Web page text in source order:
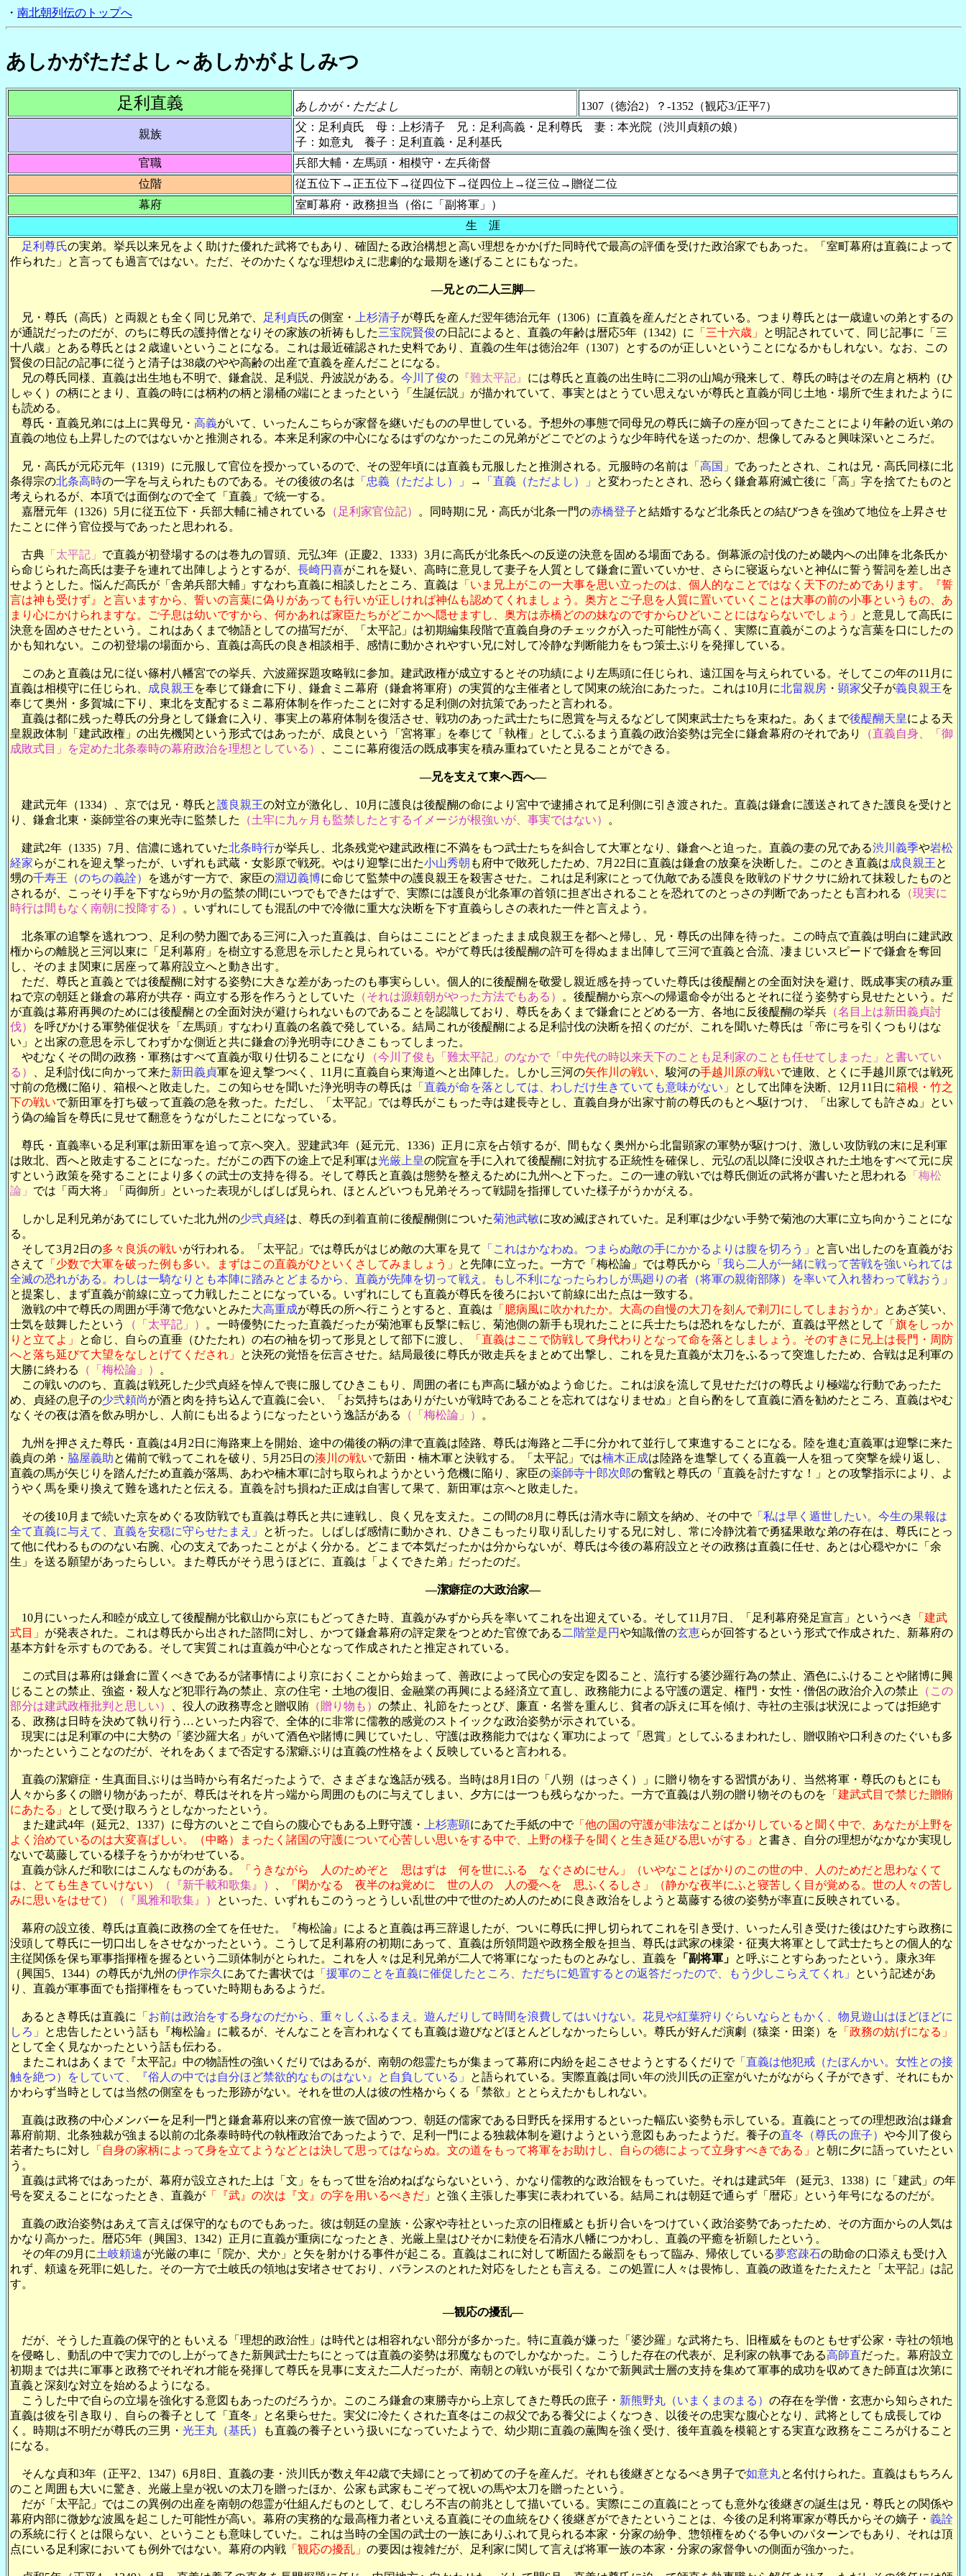
・ 南北朝列伝のトップへ
あしかがただよし～あしかがよしみつ
足利直義 あしかが・ただよし 1307（徳治2）？-1352（観応3/正平7）
親族
父：足利貞氏 母：上杉清子 兄：足利高義・足利尊氏 妻：本光院（渋川貞頼の娘）
子：如意丸 養子：足利直義・足利基氏
官職
兵部大輔・左馬頭・相模守・左兵衛督
位階
従五位下→正五位下→従四位下→従四位上→従三位→贈従二位
幕府
室町幕府・政務担当（俗に「副将軍」）
生 涯
足利尊氏の実弟。挙兵以来兄をよく助けた優れた武将でもあり、確固たる政治構想と高い理想をかかげた同時代で最高の評価を受けた政治家でもあった。「室町幕府は直義によって
作られた」と言っても過言ではない。ただ、そのかたくなな理想ゆえに悲劇的な最期を遂げることにもなった。
―兄との二人三脚―
兄・尊氏（高氏）と両親とも全く同じ兄弟で、 足利貞氏の側室・ 上杉清子が尊氏を産んだ翌年徳治元年（1306）に直義を産んだとされている。つまり尊氏とは一歳違いの弟とするの
が通説だったのだが、のちに尊氏の護持僧となりその家族の祈祷もした三宝院賢俊の日記によると、直義の年齢は暦応5年（1342）に 「三十六歳」
と明記されていて、同じ記事に「三
十八歳」とある尊氏とは２歳違いということになる。これは最近確認された史料であり、直義の生年は徳治2年（1307）とするのが正しいということになるかもしれない。なお、この
賢俊の日記の記事に従うと清子は38歳のやや高齢の出産で直義を産んだことになる。
兄の尊氏同様、直義は出生地も不明で、鎌倉説、足利説、丹波説がある。 今川了俊の 『難太平記』 には尊氏と直義の出生時に二羽の山鳩が飛来して、尊氏の時はその左肩と柄杓（ひ
しゃく）の柄にとまり、直義の時には柄杓の柄と湯桶の端にとまったという「生誕伝説」が描かれていて、事実とはとうてい思えないが尊氏と直義が同じ土地・場所で生まれたように
も読める。
尊氏・直義兄弟には上に異母兄・ 高義がいて、いったんこちらが家督を継いだものの早世している。予想外の事態で同母兄の尊氏に嫡子の座が回ってきたことにより年齢の近い弟の
直義の地位も上昇したのではないかと推測される。本来足利家の中心になるはずのなかったこの兄弟がどこでどのような少年時代を送ったのか、想像してみると興味深いところだ。
兄・高氏が元応元年（1319）に元服して官位を授かっているので、その翌年頃には直義も元服したと推測される。元服時の名前は 「高国」 であったとされ、これは兄・高氏同様に北
条得宗の北条高時の一字を与えられたものである。その後彼の名は 「忠義（ただよし）」 → 「直義（ただよし）」
と変わったとされ、恐らく鎌倉幕府滅亡後に「高」字を捨てたものと
考えられるが、本項では面倒なので全て「直義」で統一する。
嘉暦元年（1326）5月に従五位下・兵部大輔に補されている
（足利家官位記） 。同時期に兄・高氏が北条一門の赤橋登子と結婚するなど北条氏との結びつきを強めて地位を上昇させ
たことに伴う官位授与であったと思われる。
古典 「太平記」 で直義が初登場するのは巻九の冒頭、元弘3年（正慶2、1333）3月に高氏が北条氏への反逆の決意を固める場面である。倒幕派の討伐のため畿内への出陣を北条氏か
ら命じられた高氏は妻子を連れて出陣しようとするが、 長崎円喜がこれを疑い、高時に意見して妻子を人質として鎌倉に置いていかせ、さらに寝返らないと神仏に誓う誓詞を差し出さ
せようとした。悩んだ高氏が「舎弟兵部大輔」すなわち直義に相談したところ、直義は 「いま兄上がこの一大事を思い立ったのは、個人的なことではなく天下のためであります。『誓
言は神も受けず』と言いますから、誓いの言葉に偽りがあっても行いが正しければ神仏も認めてくれましょう。奥方とご子息を人質に置いていくことは大事の前の小事というもの、あ
まり心にかけられますな。ご子息は幼いですから、何かあれば家臣たちがどこかへ隠せますし、奥方は赤橋どのの妹なのですからひどいことにはならないでしょう」
と意見して高氏に
決意を固めさせたという。これはあくまで物語としての描写だが、「太平記」は初期編集段階で直義自身のチェックが入った可能性が高く、実際に直義がこのような言葉を口にしたの
かも知れない。この初登場の場面から、直義は高氏の良き相談相手、感情に動かされやすい兄に対して冷静な判断能力をもつ策士ぶりを発揮している。
このあと直義は兄に従い篠村八幡宮での挙兵、六波羅探題攻略戦に参加。建武政権が成立するとその功績により左馬頭に任じられ、遠江国を与えられている。そしてこの年の11月に
直義は相模守に任じられ、
成良親王を奉じて鎌倉に下り、鎌倉ミニ幕府（鎌倉将軍府）の実質的な主催者として関東の統治にあたった。これは10月に北畠親房 ・ 顕家父子が義良親王を
奉じて奥州・多賀城に下り、東北を支配するミニ幕府体制を作ったことに対する足利側の対抗策であったと言われる。
直義は都に残った尊氏の分身として鎌倉に入り、事実上の幕府体制を復活させ、戦功のあった武士たちに恩賞を与えるなどして関東武士たちを束ねた。あくまで後醍醐天皇による天
皇親政体制「建武政権」の出先機関という形式ではあったが、成良という「宮将軍」を奉じて「執権」としてふるまう直義の政治姿勢は完全に鎌倉幕府のそれであり
（直義自身、「御
成敗式目」を定めた北条泰時の幕府政治を理想としている）
、ここに幕府復活の既成事実を積み重ねていたと見ることができる。
―兄を支えて東へ西へ―
建武元年（1334）、京では兄・尊氏と護良親王の対立が激化し、10月に護良は後醍醐の命により宮中で逮捕されて足利側に引き渡された。直義は鎌倉に護送されてきた護良を受けと
り、鎌倉北東・薬師堂谷の東光寺に監禁した
（土牢に九ヶ月も監禁したとするイメージが根強いが、事実ではない） 。
建武2年（1335）7月、信濃に逃れていた北条時行が挙兵し、北条残党や建武政権に不満をもつ武士たちを糾合して大軍となり、鎌倉へと迫った。直義の妻の兄である渋川義季や岩松
経家らがこれを迎え撃ったが、いずれも武蔵・女影原で戦死。やはり迎撃に出た小山秀朝 も府中で敗死したため、7月22日に直義は鎌倉の放棄を決断した。このとき直義は成良親王と
甥の千寿王（のちの義詮） を逃がす一方で、家臣の淵辺義博に命じて監禁中の護良親王を殺害させた。これは足利家にとって仇敵である護良を敗戦のドサクサに紛れて抹殺したものと
されるが、こっそり手を下すなら9か月の監禁の間にいつでもできたはずで、実際には護良が北条軍の首領に担ぎ出されることを恐れてのとっさの判断であったとも言われる
（現実に
時行は間もなく南朝に投降する）
。いずれにしても混乱の中で冷徹に重大な決断を下す直義らしさの表れた一件と言えよう。
北条軍の追撃を逃れつつ、足利の勢力圏である三河に入った直義は、自らはここにとどまったまま成良親王を都へと帰し、兄・尊氏の出陣を待った。この時点で直義は明白に建武政
権からの離脱と三河以東に「足利幕府」を樹立する意思を示したと見られている。やがて尊氏は後醍醐の許可を得ぬまま出陣して三河で直義と合流、凄まじいスピードで鎌倉を奪回
し、そのまま関東に居座って幕府設立へと動き出す。
ただ、尊氏と直義とでは後醍醐に対する姿勢に大きな差があったのも事実らしい。個人的に後醍醐を敬愛し親近感を持っていた尊氏は後醍醐との全面対決を避け、既成事実の積み重
ねで京の朝廷と鎌倉の幕府が共存・両立する形を作ろうとしていた
（それは源頼朝がやった方法でもある）
。後醍醐から京への帰還命令が出るとそれに従う姿勢すら見せたという。だ
が直義は幕府再興のためには後醍醐との全面対決が避けられないものであることを認識しており、尊氏をあくまで鎌倉にとどめる一方、各地に反後醍醐の挙兵 （名目上は新田義貞討
伐）
を呼びかける軍勢催促状を「左馬頭」すなわり直義の名義で発している。結局これが後醍醐による足利討伐の決断を招くのだが、これを聞いた尊氏は「帝に弓を引くつもりはな
い」と出家の意思を示してわずかな側近と共に鎌倉の浄光明寺にひきこもってしまった。
やむなくその間の政務・軍務はすべて直義が取り仕切ることになり
（今川了俊も「難太平記」のなかで「中先代の時以来天下のことも足利家のことも任せてしまった」と書いてい
る）
、足利討伐に向かって来た新田義貞軍を迎え撃つべく、11月に直義自ら東海道へと出陣した。しかし三河の矢作川の戦い 、駿河の手越川原の戦いで連敗、とくに手越川原では戦死
寸前の危機に陥り、箱根へと敗走した。この知らせを聞いた浄光明寺の尊氏は 「直義が命を落としては、わしだけ生きていても意味がない」 として出陣を決断、12月11日に箱根・竹之
下の戦いで新田軍を打ち破って直義の急を救った。ただし、「太平記」では尊氏がこもった寺は建長寺とし、直義自身が出家寸前の尊氏のもとへ駆けつけ、「出家しても許さぬ」とい
う偽の綸旨を尊氏に見せて翻意をうながしたことになっている。
尊氏・直義率いる足利軍は新田軍を追って京へ突入。翌建武3年（延元元、1336）正月に京を占領するが、間もなく奥州から北畠顕家の軍勢が駆けつけ、激しい攻防戦の末に足利軍
は敗北、西へと敗走することになった。だがこの西下の途上で足利軍は光厳上皇の院宣を手に入れて後醍醐に対抗する正統性を確保し、元弘の乱以降に没収された土地をすべて元に戻
すという政策を発することにより多くの武士の支持を得る。そして尊氏と直義は態勢を整えるために九州へと下った。この一連の戦いでは尊氏側近の武将が書いたと思われる
「梅松
論」 では「両大将」「両御所」といった表現がしばしば見られ、ほとんどいつも兄弟そろって戦闘を指揮していた様子がうかがえる。
しかし足利兄弟があてにしていた北九州の少弐貞経は、尊氏の到着直前に後醍醐側についた菊池武敏に攻め滅ぼされていた。足利軍は少ない手勢で菊池の大軍に立ち向かうことにな
る。
そして3月2日の多々良浜の戦いが行われる。「太平記」では尊氏がはじめ敵の大軍を見て 「これはかなわぬ。つまらぬ敵の手にかかるよりは腹を切ろう」
と言い出したのを直義がお
さえて
「少数で大軍を破った例も多い。まずはこの直義がひといくさしてみましょう」 と先陣に立った。一方で「梅松論」では尊氏から
「我ら二人が一緒に戦って苦戦を強いられては
全滅の恐れがある。わしは一騎なりとも本陣に踏みとどまるから、直義が先陣を切って戦え。もし不利になったらわしが馬廻りの者（将軍の親衛部隊）を率いて入れ替わって戦おう」
と提案し、まず直義が前線に立って力戦したことになっている 。いずれにしても直義が尊氏を後ろにおいて前線に出た点は一致する。
激戦の中で尊氏の周囲が手薄で危ないとみた大高重成が尊氏の所へ行こうとすると、直義は 「臆病風に吹かれたか。大高の自慢の大刀を刻んで剃刀にしてしまおうか」
とあざ笑い、
士気を鼓舞したという
（「太平記」） 。一時優勢にたった直義だったが菊池軍も反撃に転じ、菊池側の新手も現れたことに兵士たちは恐れをなしたが、直義は平然として
「旗をしっか
りと立てよ」
と命じ、自らの直垂（ひたたれ）の右の袖を切って形見として部下に渡し、
「直義はここで防戦して身代わりとなって命を落としましょう。そのすきに兄上は長門・周防
へと落ち延びて大望をなしとげてくだされ」
と決死の覚悟を伝言させた。結局最後に尊氏が敗走兵をまとめて出撃し、これを見た直義が太刀をふるって突進したため、合戦は足利軍の
大勝に終わる
（「梅松論」）
。
この戦いののち、直義は戦死した少弐貞経を悼んで喪に服してひきこもり、周囲の者にも声高に騒がぬよう命じた。これは涙を流して見せただけの尊氏より極端な行動であったた
め、貞経の息子の少弐頼尚が酒と肉を持ち込んで直義に会い、「お気持ちはありがたいが戦時であることを忘れてはなりませぬ」と自ら酌をして直義に酒を勧めたところ、直義はやむ
なくその夜は酒を飲み明かし、人前にも出るようになったという逸話がある
（「梅松論」） 。
九州を押さえた尊氏・直義は4月2日に海路東上を開始、途中の備後の鞆の津で直義は陸路、尊氏は海路と二手に分かれて並行して東進することになる。陸を進む直義軍は迎撃に来た
義貞の弟・ 脇屋義助と備前で戦ってこれを破り、5月25日の湊川の戦いで新田・楠木軍と決戦する。「太平記」では楠木正成は陸路を進撃してくる直義一人を狙って突撃を繰り返し、
直義の馬が矢じりを踏んだため直義が落馬、あわや楠木軍に討ち取られようかという危機に陥り、家臣の薬師寺十郎次郎の奮戦と尊氏の「直義を討たすな！」との攻撃指示により、よ
うやく馬を乗り換えて難を逃れたと伝える。直義を討ち損ねた正成は自害して果て、新田軍は京へと敗走した。
その後10月まで続いた京をめぐる攻防戦でも直義は尊氏と共に連戦し、良く兄を支えた。この間の8月に尊氏は清水寺に願文を納め、その中で「私は早く遁世したい。今生の果報は
全て直義に与えて、直義を安穏に守らせたまえ」
と祈った。しばしば感情に動かされ、ひきこもったり取り乱したりする兄に対し、常に冷静沈着で勇猛果敢な弟の存在は、尊氏にとっ
て他に代わるもののない右腕、心の支えであったことがよく分かる。どこまで本気だったかは分からないが、尊氏は今後の幕府設立とその政務は直義に任せ、あとは心穏やかに「余
生」を送る願望があったらしい。また尊氏がそう思うほどに、直義は「よくできた弟」だったのだ。
―潔癖症の大政治家―
10月にいったん和睦が成立して後醍醐が比叡山から京にもどってきた時、直義がみずから兵を率いてこれを出迎えている。そして11月7日、「足利幕府発足宣言」というべき
「建武
式目」 が発表された。これは尊氏から出された諮問に対し、かつて鎌倉幕府の評定衆をつとめた官僚である 二階堂是円や知識僧の玄恵らが回答するという形式で作成された、新幕府の
基本方針を示すものである。そして実質これは直義が中心となって作成されたと推定されている。
この式目は幕府は鎌倉に置くべきであるが諸事情により京におくことから始まって、善政によって民心の安定を図ること、流行する婆沙羅行為の禁止、酒色にふけることや賭博に興
じることの禁止、強盗・殺人など犯罪行為の禁止、京の住宅・土地の復旧、金融業の再興による経済立て直し、政務能力による守護の選定、権門・女性・僧侶の政治介入の禁止
（この
部分は建武政権批判と思しい）
、役人の政務専念と贈収賄 （贈り物も） の禁止、礼節をたっとび、廉直・名誉を重んじ、貧者の訴えに耳を傾け、寺社の主張は状況によっては拒絶す
る、政務は日時を決めて執り行う…といった内容で、全体的に非常に儒教的感覚のストイックな政治姿勢が示されている。
現実には足利軍の中に大勢の「婆沙羅大名」がいて酒色や賭博に興じていたし、守護は政務能力ではなく軍功によって「恩賞」としてふるまわれたし、贈収賄や口利きのたぐいも多
かったということなのだが、それをあくまで否定する潔癖ぶりは直義の性格をよく反映していると言われる。
直義の潔癖症・生真面目ぶりは当時から有名だったようで、さまざまな逸話が残る。当時は8月1日の「八朔（はっさく）」に贈り物をする習慣があり、当然将軍・尊氏のもとにも
人々から多くの贈り物があったが、尊氏はそれを片っ端から周囲のものに与えてしまい、夕方には一つも残らなかった。一方で直義は八朔の贈り物そのものを 「建武式目で禁じた贈賄
にあたる」
として受け取ろうとしなかったという。
また建武4年（延元2、1337）に母方のいとこで自らの腹心でもある上野守護・
上杉憲顕にあてた手紙の中で「他の国の守護が非法なことばかりしていると聞く中で、あなたが上野を
よく治めているのは大変喜ばしい。（中略）まったく諸国の守護について心苦しい思いをする中で、上野の様子を聞くと生き延びる思いがする」
と書き、自分の理想がなかなか実現し
ないで葛藤している様子をうかがわせている。
直義が詠んだ和歌にはこんなものがある。
「うきながら 人のためぞと 思はずは 何を世にふる なぐさめにせん」（いやなことばかりのこの世の中、人のためだと思わなくて
は、とても生きていけない）
（『新千載和歌集』）
「閑かなる 夜半のね覚めに 世の人の 人の憂へを 思ふくるしさ」（静かな夜半にふと寝苦しく目が覚める。世の人々の苦し
みに思いをはせて）
（『風雅和歌集』） といった、いずれもこのうっとうしい乱世の中で世のため人のために良き政治をしようと葛藤する彼の姿勢が率直に反映されている。
幕府の設立後、尊氏は直義に政務の全てを任せた。『梅松論』によると直義は再三辞退したが、ついに尊氏に押し切られてこれを引き受け、いったん引き受けた後はひたすら政務に
没頭して尊氏に一切口出しをさせなかったという。こうして足利幕府の初期にあって、直義は所領問題や政務全般を担当、尊氏は武家の棟梁・征夷大将軍として武士たちとの個人的な
主従関係を保ち軍事指揮権を握るという二頭体制がとられた。これを人々は足利兄弟が二人で将軍になったものとみなし、直義を 「副将軍」 と呼ぶことすらあったという。康永3年
（興国5、1344）の尊氏が九州の伊作宗久 にあてた書状では 「援軍のことを直義に催促したところ、ただちに処置するとの返答だったので、もう少しこらえてくれ」
という記述があ
り、直義が軍事面でも指揮権をもっていた時期もあるようだ。
あるとき尊氏は直義に
「お前は政治をする身なのだから、重々しくふるまえ。遊んだりして時間を浪費してはいけない。花見や紅葉狩りぐらいならともかく、物見遊山はほどほどに
しろ」
と忠告したという話も『梅松論』に載るが、そんなことを言われなくても直義は遊びなどほとんどしなかったらしい。尊氏が好んだ演劇（猿楽・田楽）を 「政務の妨げになる」
として全く見なかったという話も伝わる。
またこれはあくまで『太平記』中の物語性の強いくだりではあるが、南朝の怨霊たちが集まって幕府に内紛を起こさせようとするくだりで「直義は他犯戒（たぼんかい。女性との接
触を絶つ）をしていて、『俗人の中では自分ほど禁欲的なものはない』と自負している」
と語られている。実際直義は同い年の渋川氏の正室がいたがながらく子ができず、それにもか
かわらず当時としては当然の側室をもった形跡がない。それを世の人は彼の性格からくる「禁欲」ととらえたかもしれない。
直義は政務の中心メンバーを足利一門と鎌倉幕府以来の官僚一族で固めつつ、朝廷の儒家である日野氏を採用するといった幅広い姿勢も示している。直義にとっての理想政治は鎌倉
幕府前期、北条独裁が強まる以前の北条泰時時代の執権政治であったようで、足利一門による独裁体制を避けようという意図もあったようだ。養子の直冬（尊氏の庶子） や今川了俊ら
若者たちに対し
「自身の家柄によって身を立てようなどとは決して思ってはならぬ。文の道をもって将軍をお助けし、自らの徳によって立身すべきである」
と朝に夕に語っていたとい
う。
直義は武将ではあったが、幕府が設立された上は「文」をもって世を治めねばならないという、かなり儒教的な政治観をもっていた。それは建武5年 （延元3、1338）に「建武」の年
号を変えることになったとき、直義が 「『武 』の次は『文 』の字を用いるべきだ 」と強く主張した事実に表われている。結局これは朝廷で通らず「暦応」という年号になるのだが。
直義の政治姿勢はあえて言えば保守的なものでもあった。彼は朝廷の皇族・公家や寺社といった京の旧権威とも折り合いをつけていく政治姿勢であったため、その方面からの人気は
かなり高かった。暦応5年（興国3、1342）正月に直義が重病になったとき、光厳上皇はひそかに勅使を石清水八幡につかわし、直義の平癒を祈願したという。
その年の9月に土岐頼遠が光厳の車に「院か、犬か」と矢を射かける事件が起こる。直義はこれに対して断固たる厳罰をもって臨み、帰依している夢窓疎石の助命の口添えも受け入
れず、頼遠を死罪に処した。その一方で土岐氏の領地は安堵させており、バランスのとれた対応をしたとも言える。この処置に人々は畏怖し、直義の政道をたたえたと「太平記」は記
す。
―観応の擾乱―
だが、そうした直義の保守的ともいえる「理想的政治性」は時代とは相容れない部分が多かった。特に直義が嫌った「婆沙羅」な武将たち、旧権威をものともせず公家・寺社の領地
を侵略し、動乱の中で実力でのし上がってきた新興武士たちにとっては直義の姿勢は邪魔なものでしかなかった。こうした存在の代表が、足利家の執事である高師直だった。幕府設立
初期までは共に軍事と政務でそれぞれ才能を発揮して尊氏を見事に支えた二人だったが、南朝との戦いが長引くなかで新興武士層の支持を集めて軍事的成功を収めてきた師直は次第に
直義と深刻な対立を始めるようになる。
こうした中で自らの立場を強化する意図もあったのだろうか。このころ鎌倉の東勝寺から上京してきた尊氏の庶子・ 新熊野丸（いまくまのまる） の存在を学僧・玄恵から知らされた
直義は彼を引き取り、自らの養子として「直冬」と名乗らせた。実父に冷たくされた直冬はこの叔父である養父によくなつき、以後その忠実な腹心となり、武将としても成長してゆ
く。時期は不明だが尊氏の三男・ 光王丸（基氏）
も直義の養子という扱いになっていたようで、幼少期に直義の薫陶を強く受け、後年直義を模範とする実直な政務をこころがけること
になる。
そんな貞和3年（正平2、1347）6月8日、直義の妻・渋川氏が数え年42歳で夫婦にとって初めての子を産んだ。それも後継ぎとなるべき男子で如意丸と名付けられた。直義はもちろん
のこと周囲も大いに驚き、光厳上皇が祝いの太刀を贈ったほか、公家も武家もこぞって祝いの馬や太刀を贈ったという。
だが「太平記」ではこの異例の出産を南朝の怨霊が仕組んだものとして、むしろ不吉の前兆として描いている。実際にこの直義にとっても意外な後継ぎの誕生は兄・尊氏との関係や
幕府内部に微妙な波風を起こした可能性が高い。幕府の実務的な最高権力者といえる直義にその血統をひく後継ぎができたということは、今後の足利将軍家が尊氏からその嫡子・ 義詮
の系統に行くとは限らない、ということも意味していた。これは当時の全国の武士の一族にありふれて見られる本家・分家の紛争、惣領権をめぐる争いのパターンでもあり、それは頂
点にいる足利家においても例外ではない。幕府の内戦 「観応の擾乱」 の要因は複雑だが、足利家に関して言えば将軍一族の本家・分家の家督争いの側面が強かった。